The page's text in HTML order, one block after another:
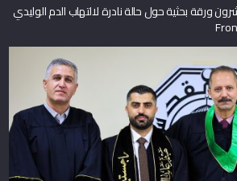
ورقة بحثية حول حالة نادرة لالتهاب الدم الوليدي